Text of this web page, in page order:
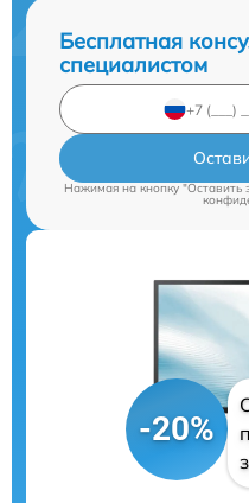
Бесплатная
специалистом
Нажимая на кнопку "Оставить
-20%